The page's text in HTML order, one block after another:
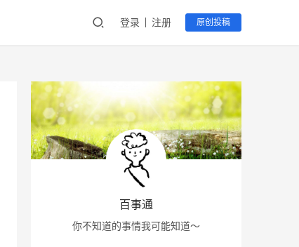
登录 注册 原创投稿
百事通
你不知道的事情我可能知道～